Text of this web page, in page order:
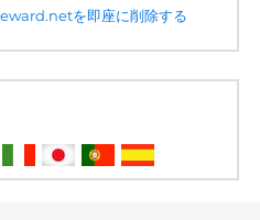
を即座に削除する